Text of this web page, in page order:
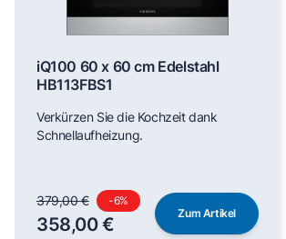
iQ100 60 x 60 cm Edelstahl
HB113FBS1
Verkürzen Sie die Kochzeit dank
Schnellaufheizung.
379,00 € -6%
358,00 €
Zum Artikel